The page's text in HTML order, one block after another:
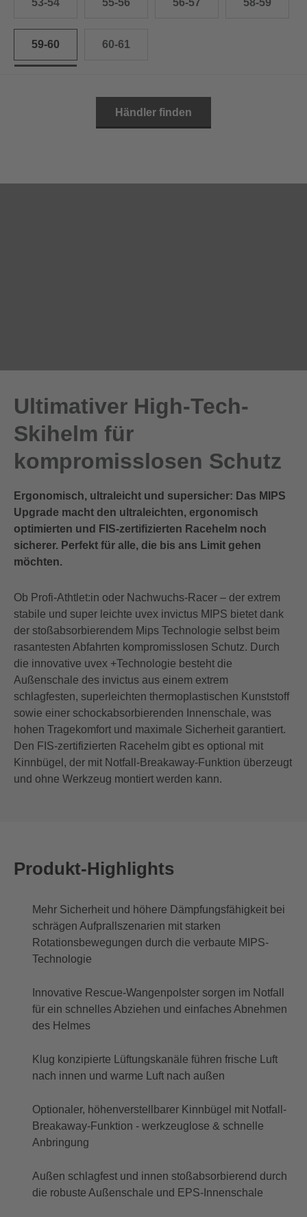
53-54 55-56 56-57 58-59
59-60 60-61
Händler finden
Ultimativer High-Tech-
Skihelm für
kompromisslosen Schutz
Ergonomisch, ultraleicht und supersicher: Das MIPS
Upgrade macht den ultraleichten, ergonomisch
optimierten und FIS-zertifizierten Racehelm noch
sicherer. Perfekt für alle, die bis ans Limit gehen
möchten.
Ob Profi-Athtlet:in oder Nachwuchs-Racer – der extrem
stabile und super leichte uvex invictus MIPS bietet dank
der stoßabsorbierendem Mips Technologie selbst beim
rasantesten Abfahrten kompromisslosen Schutz. Durch
die innovative uvex +Technologie besteht die
Außenschale des invictus aus einem extrem
schlagfesten, superleichten thermoplastischen Kunststoff
sowie einer schockabsorbierenden Innenschale, was
hohen Tragekomfort und maximale Sicherheit garantiert.
Den FIS-zertifizierten Racehelm gibt es optional mit
Kinnbügel, der mit Notfall-Breakaway-Funktion überzeugt
und ohne Werkzeug montiert werden kann.
Produkt-Highlights
Mehr Sicherheit und höhere Dämpfungsfähigkeit bei
schrägen Aufprallszenarien mit starken
Rotationsbewegungen durch die verbaute MIPS-
Technologie
Innovative Rescue-Wangenpolster sorgen im Notfall
für ein schnelles Abziehen und einfaches Abnehmen
des Helmes
Klug konzipierte Lüftungskanäle führen frische Luft
nach innen und warme Luft nach außen
Optionaler, höhenverstellbarer Kinnbügel mit Notfall-
Breakaway-Funktion - werkzeuglose & schnelle
Anbringung
Außen schlagfest und innen stoßabsorbierend durch
die robuste Außenschale und EPS-Innenschale